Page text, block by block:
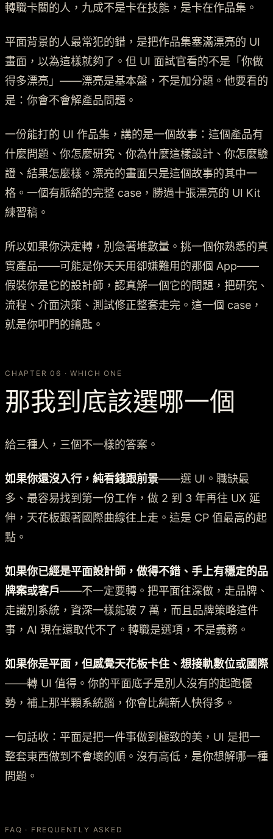
轉職卡關的人，九成不是卡在技能，是卡在作品集。
平面背景的人最常犯的錯，是把作品集塞滿漂亮的 UI
畫面，以為這樣就夠了。但 UI 面試官看的不是「你做
得多漂亮」——漂亮是基本盤，不是加分題。他要看的
是：你會不會解產品問題。
一份能打的 UI 作品集，講的是一個故事：這個產品有
什麼問題、你怎麼研究、你為什麼這樣設計、你怎麼驗
證、結果怎麼樣。漂亮的畫面只是這個故事的其中一
格。一個有脈絡的完整 case，勝過十張漂亮的 UI Kit
練習稿。
所以如果你決定轉，別急著堆數量。挑一個你熟悉的真
實產品——可能是你天天用卻嫌難用的那個 App——
假裝你是它的設計師，認真解一個它的問題，把研究、
流程、介面決策、測試修正整套走完。這一個 case，
就是你叩門的鑰匙。
CHAPTER 06 · WHICH ONE
那我到底該選哪一個
給三種人，三個不一樣的答案。
如果你還沒入行，純看錢跟前景——選 UI。職缺最
多、最容易找到第一份工作，做 2 到 3 年再往 UX 延
伸，天花板跟著國際曲線往上走。這是 CP 值最高的起
點。
如果你已經是平面設計師，做得不錯、手上有穩定的品
牌案或客戶——不一定要轉。把平面往深做，走品牌、
走識別系統，資深一樣能破 7 萬，而且品牌策略這件
事，AI 現在還取代不了。轉職是選項，不是義務。
如果你是平面，但感覺天花板卡住、想接軌數位或國際
——轉 UI 值得。你的平面底子是別人沒有的起跑優
勢，補上那半顆系統腦，你會比純新人快得多。
一句話收：平面是把一件事做到極致的美，UI 是把一
整套東西做到不會壞的順。沒有高低，是你想解哪一種
問題。
FAQ · FREQUENTLY ASKED